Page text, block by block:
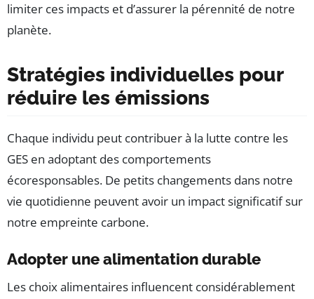
limiter ces impacts et d’assurer la pérennité de notre
planète.
Stratégies individuelles pour
réduire les émissions
Chaque individu peut contribuer à la lutte contre les
GES en adoptant des comportements
écoresponsables. De petits changements dans notre
vie quotidienne peuvent avoir un impact significatif sur
notre empreinte carbone.
Adopter une alimentation durable
Les choix alimentaires influencent considérablement